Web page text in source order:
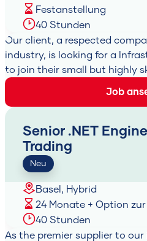
Festanstellung
40 Stunden
Our client, a respected
industry, is looking for a
to join their small but highly
Job
Neu
Senior .NET
Trading
Basel, Hybrid
24 Monate + Option
40 Stunden
As the premier supplier to